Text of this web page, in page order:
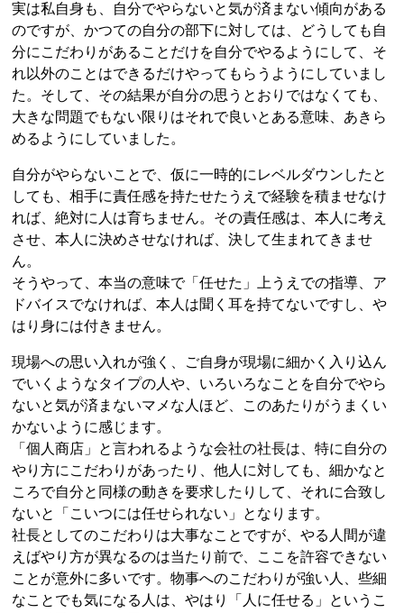
実は私自身も、自分でやらないと気が済まない傾向がある
のですが、かつての自分の部下に対しては、どうしても自
分にこだわりがあることだけを自分でやるようにして、そ
れ以外のことはできるだけやってもらうようにしていまし
た。そして、その結果が自分の思うとおりではなくても、
大きな問題でもない限りはそれで良いとある意味、あきら
めるようにしていました。
自分がやらないことで、仮に一時的にレベルダウンしたと
しても、相手に責任感を持たせたうえで経験を積ませなけ
れば、絶対に人は育ちません。その責任感は、本人に考え
させ、本人に決めさせなければ、決して生まれてきませ
ん。
そうやって、本当の意味で「任せた」上うえでの指導、ア
ドバイスでなければ、本人は聞く耳を持てないですし、や
はり身には付きません。
現場への思い入れが強く、ご自身が現場に細かく入り込ん
でいくようなタイプの人や、いろいろなことを自分でやら
ないと気が済まないマメな人ほど、このあたりがうまくい
かないように感じます。
「個人商店」と言われるような会社の社長は、特に自分の
やり方にこだわりがあったり、他人に対しても、細かなと
ころで自分と同様の動きを要求したりして、それに合致し
ないと「こいつには任せられない」となります。
社長としてのこだわりは大事なことですが、やる人間が違
えばやり方が異なるのは当たり前で、ここを許容できない
ことが意外に多いです。物事へのこだわりが強い人、些細
なことでも気になる人は、やはり「人に任せる」というこ